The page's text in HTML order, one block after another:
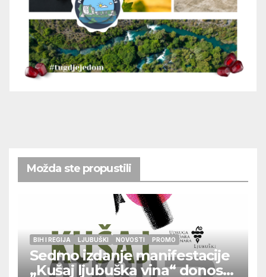
Možda ste propustili
BIH I REGIJA LJUBUŠKI NOVOSTI PROMO
Sedmo izdanje manifestacije
„Kušaj ljubuška vina“ donosi